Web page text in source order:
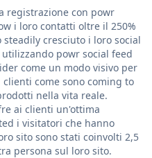
registrazione con powr
i loro contatti oltre il 250%
cresciuto i loro social
powr social feed
come un modo visivo per
come sono coming to
nella vita reale.
ai clienti un'ottima
i visitatori che hanno
sito sono stati coinvolti 2,5
persona sul loro sito.